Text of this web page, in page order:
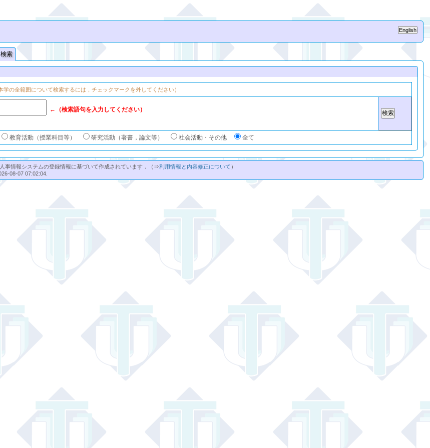
検索
本学の全範囲について検索するには，チェックマークを外してください）
←（検索語句を入力してください）
教育活動（授業科目等） 研究活動（著書，論文等） 社会活動・その他 全て
事情報システムの登録情報に基づいて作成されています．（⇒利用情報と内容修正について ）
08-07 07:02:04.